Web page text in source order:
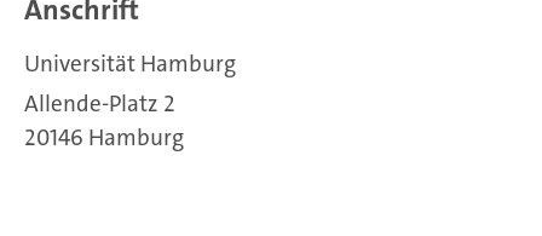
Anschrift
Universität Hamburg
Allende-Platz 2
20146 Hamburg